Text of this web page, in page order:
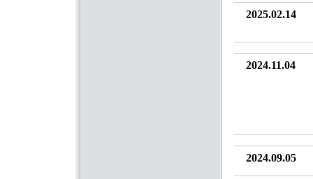
2025.02.14
2024.11.04
2024.09.05